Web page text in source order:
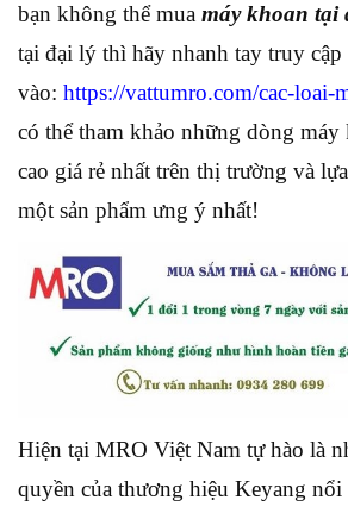
bạn không thể mua máy khoan tại
tại đại lý thì hãy nhanh tay truy cập
vào: https://vattumro.com/cac-loai-
có thể tham khảo những dòng máy
cao giá rẻ nhất trên thị trường và
một sản phẩm ưng ý nhất!
Hiện tại MRO Việt Nam tự hào là
quyền của thương hiệu Keyang